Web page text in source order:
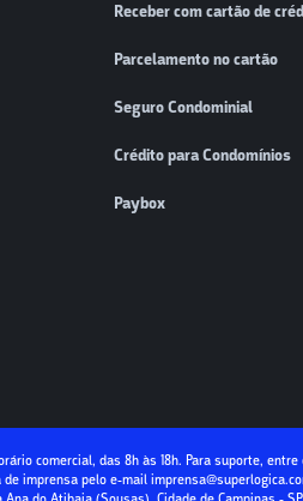
Receber com cartão de
Parcelamento no cartão
Seguro Condominial
Crédito para Condomínios
Paybox
comercial, das 8h às 18h. Para suporte,
de imprensa pelo e-mail